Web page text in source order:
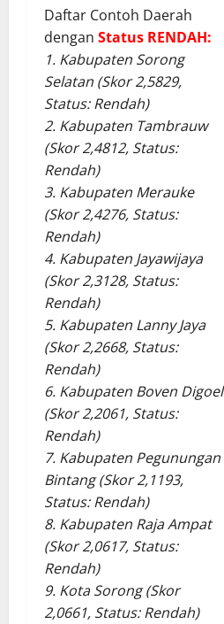
Daftar Contoh Daerah
dengan Status RENDAH:
1. Kabupaten Sorong
Selatan (Skor 2,5829,
Status: Rendah)
2. Kabupaten Tambrauw
(Skor 2,4812, Status:
Rendah)
3. Kabupaten Merauke
(Skor 2,4276, Status:
Rendah)
4. Kabupaten Jayawijaya
(Skor 2,3128, Status:
Rendah)
5. Kabupaten Lanny Jaya
(Skor 2,2668, Status:
Rendah)
6. Kabupaten Boven Digoel
(Skor 2,2061, Status:
Rendah)
7. Kabupaten Pegunungan
Bintang (Skor 2,1193,
Status: Rendah)
8. Kabupaten Raja Ampat
(Skor 2,0617, Status:
Rendah)
9. Kota Sorong (Skor
2,0661, Status: Rendah)